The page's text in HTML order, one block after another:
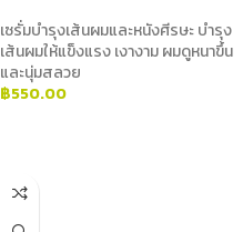
เซรั่มบำรุงเส้นผมและหนังศีรษะ บำรุง
เส้นผมให้แข็งแรง เงางาม ผมดูหนาขึ้น
และนุ่มสลวย
฿550.00